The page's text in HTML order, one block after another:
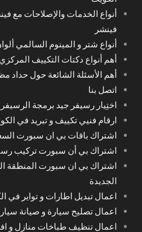
أنواع الخدمات والإصلاحات مع
فينشر
أنواع شتر و المينوم السالمي
أهم أنواع دكتات التكييف
أهم الأسئلة الشائعة حول حداد
اتصل بنا
اختِيار رسيفر جيد برمجة الرسيفر 24 ساعة في الكويت
ارقام فنيي تكييف و تبريد في
اشتراك باقات بي ان سبورت
اشتراك بي أن سبورت تركيب
الجديدة
اعمال تبديل اطارات و تواير في
اعمال تصليح سيارة و صيانة
اعمال تنظيف طباخات منازل و